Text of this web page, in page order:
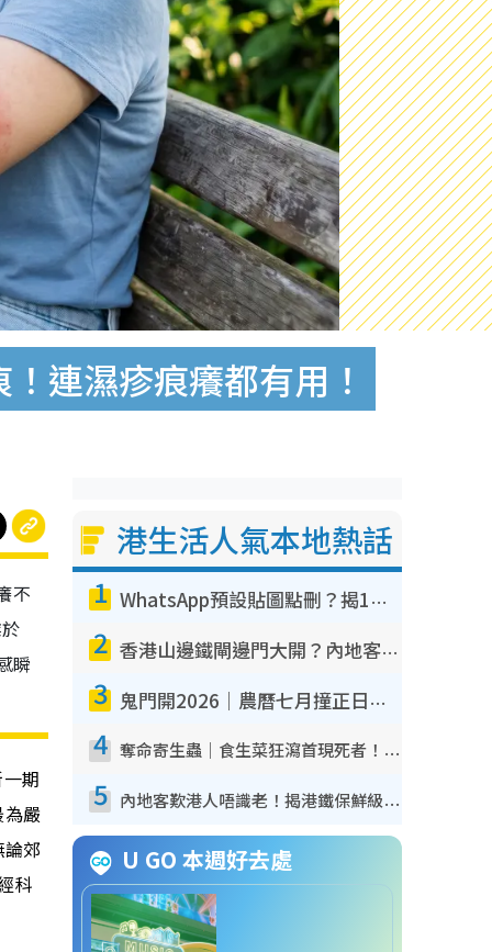
連濕疹痕癢都有用！
不
瞬
期
嚴
郊
科
港生活人氣本地熱話
1 WhatsApp預設貼圖點刪？揭1招「反向操作」還原簡潔介面 附3步實測教學
2 香港山邊鐵閘邊門大開？內地客困惑意義何在！網民神回覆：呢種叫法理性防禦
3 鬼門開2026｜農曆七月撞正日全食特別邪？專家警告切忌做一事！揭4大禁忌+2招保平安
4 奪命寄生蟲｜食生菜狂瀉首現死者！疫潮惡化錄1.8萬宗病例 揭洗菜3大謬誤
5 內地客歎港人唔識老！揭港鐵保鮮級冷氣 港人求放過：咪投訴
U GO 本週好去處